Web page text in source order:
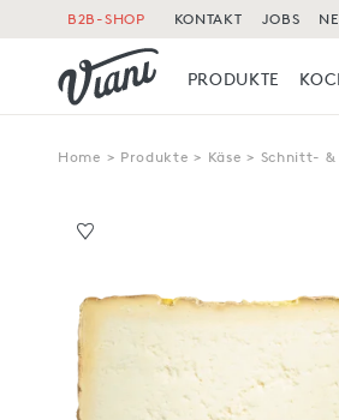
B2B-SHOP KONTAKT JOBS
PRODUKTE
Home > Produkte > Käse > Schnitt- &